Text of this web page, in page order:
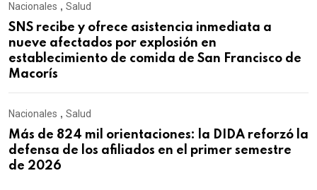
Nacionales , Salud
SNS recibe y ofrece asistencia inmediata a
nueve afectados por explosión en
establecimiento de comida de San Francisco de
Macorís
Nacionales , Salud
Más de 824 mil orientaciones: la DIDA reforzó la
defensa de los afiliados en el primer semestre
de 2026